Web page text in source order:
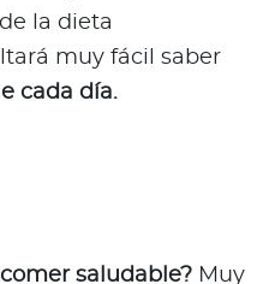
la dieta
muy fácil saber
cada día.
saludable? Muy